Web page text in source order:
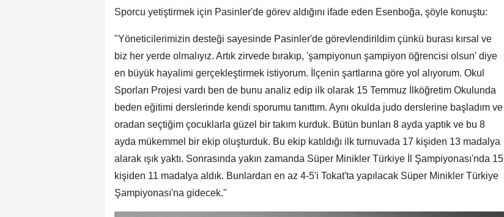
Sporcu yetiştirmek için Pasinler'de görev aldığını ifade eden Esenboğa, şöyle konuştu:
"Yöneticilerimizin desteği sayesinde Pasinler'de görevlendirildim çünkü burası kırsal ve
biz her yerde olmalıyız. Artık zirvede bırakıp, 'şampiyonun şampiyon öğrencisi olsun' diye
en büyük hayalimi gerçekleştirmek istiyorum. İlçenin şartlarına göre yol alıyorum. Okul
Sporları Projesi vardı ben de bunu analiz edip ilk olarak 15 Temmuz İlköğretim Okulunda
beden eğitimi derslerinde kendi sporumu tanıttım. Aynı okulda judo derslerine başladım ve
oradan seçtiğim çocuklarla güzel bir takım kurduk. Bütün bunları 8 ayda yaptık ve bu 8
ayda mükemmel bir ekip oluşturduk. Bu ekip katıldığı ilk turnuvada 17 kişiden 13 madalya
alarak ışık yaktı. Sonrasında yakın zamanda Süper Minikler Türkiye İl Şampiyonası'nda 15
kişiden 11 madalya aldık. Bunlardan en az 4-5'i Tokat'ta yapılacak Süper Minikler Türkiye
Şampiyonası'na gidecek."